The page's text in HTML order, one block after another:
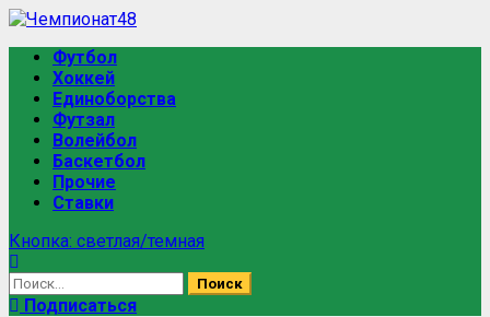
Футбол
Хоккей
Единоборства
Футзал
Волейбол
Баскетбол
Прочие
Ставки
Кнопка: светлая/темная
Подписаться